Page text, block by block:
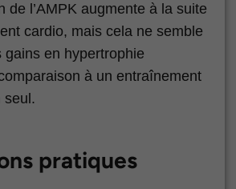
de l’AMPK augmente à la suite
cardio, mais cela ne semble
gains en hypertrophie
à un entraînement
seul.
pratiques